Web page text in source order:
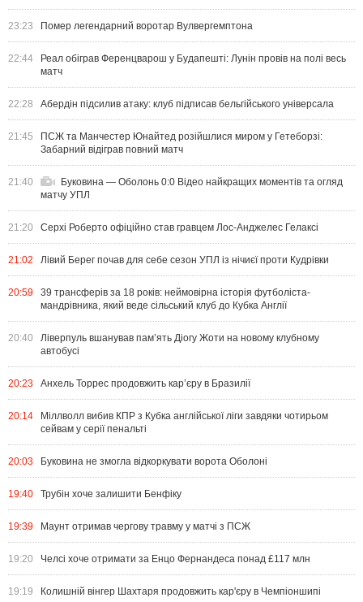
23:23 Помер легендарний воротар Вулвергемптона
22:44
Реал обіграв Ференцварош у Будапешті: Лунін провів на полі весь
матч
22:28 Абердін підсилив атаку: клуб підписав бельгійського універсала
21:45
ПСЖ та Манчестер Юнайтед розійшлися миром у Гетеборзі:
Забарний відіграв повний матч
21:40
Буковина — Оболонь 0:0 Відео найкращих моментів та огляд
матчу УПЛ
21:20 Серхі Роберто офіційно став гравцем Лос-Анджелес Гелаксі
21:02 Лівий Берег почав для себе сезон УПЛ із нічиєї проти Кудрівки
20:59
39 трансферів за 18 років: неймовірна історія футболіста-
мандрівника, який веде сільський клуб до Кубка Англії
20:40
Ліверпуль вшанував пам’ять Діогу Жоти на новому клубному
автобусі
20:23 Анхель Торрес продовжить кар’єру в Бразилії
20:14
Міллволл вибив КПР з Кубка англійської ліги завдяки чотирьом
сейвам у серії пенальті
20:03 Буковина не змогла відкоркувати ворота Оболоні
19:40 Трубін хоче залишити Бенфіку
19:39 Маунт отримав чергову травму у матчі з ПСЖ
19:20 Челсі хоче отримати за Енцо Фернандеса понад £117 млн
19:19 Колишній вінгер Шахтаря продовжить кар'єру в Чемпіоншипі